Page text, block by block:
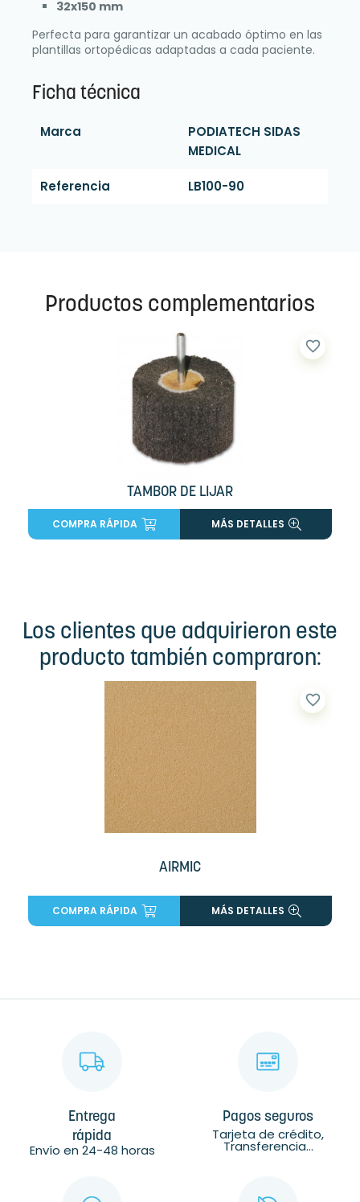
32x150 mm
Perfecta para garantizar un acabado óptimo en las
plantillas ortopédicas adaptadas a cada paciente.
Ficha técnica
Marca
PODIATECH SIDAS
MEDICAL
Referencia LB100-90
Productos complementarios
TAMBOR DE LIJAR
favorite_border
COMPRA RÁPIDA MÁS DETALLES
Los clientes que adquirieron este
producto también compraron:
AIRMIC
favorite_border
COMPRA RÁPIDA MÁS DETALLES
Entrega
rápida
Envío en 24-48 horas
Pagos seguros
Tarjeta de crédito,
Transferencia...